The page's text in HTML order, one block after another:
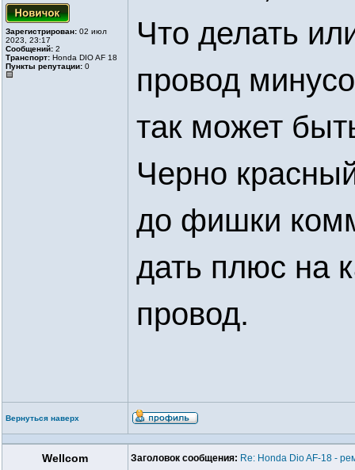
Зарегистрирован: 02 июл
2023, 23:17
Сообщений: 2
Транспорт: Honda DIO AF 18
Пункты репутации: 0
Что делать
провод
так может
Черно
до фишки
дать плюс на
провод.
Вернуться наверх
Wellcom Заголовок сообщения: Re: Honda Dio AF-18 -